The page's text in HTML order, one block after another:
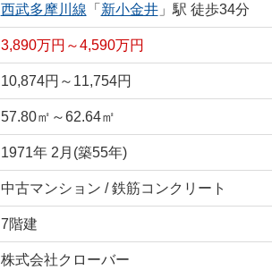
西武多摩川線 「 新小金井」駅 徒歩34分
3,890万円～4,590万円
10,874円～11,754円
57.80㎡～62.64㎡
1971年 2月(築55年)
中古マンション / 鉄筋コンクリート
7階建
株式会社クローバー